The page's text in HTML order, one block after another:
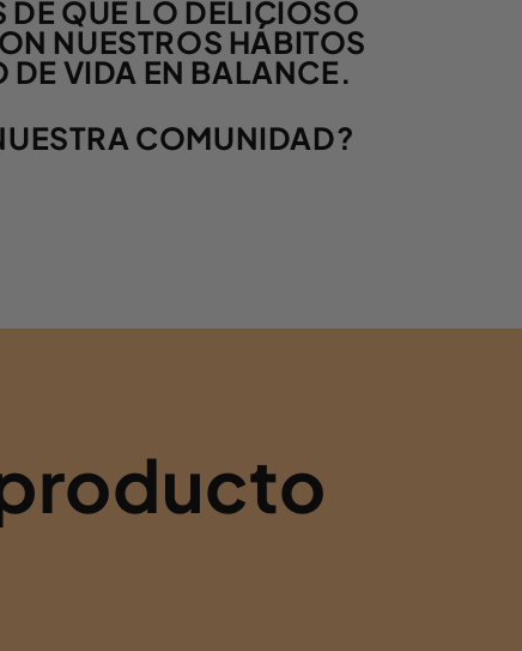
QUE LO DELICIOSO
NUESTROS HÁBITOS
DE VIDA EN BALANCE.
COMUNIDAD?